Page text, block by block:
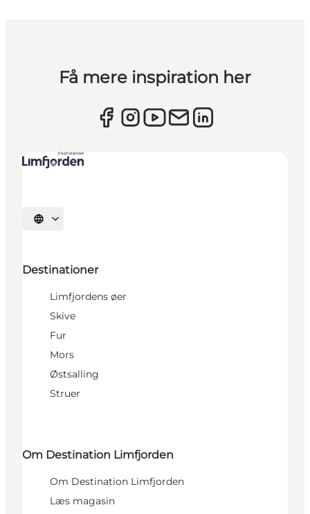
Få mere inspiration her
Vælg sprog
Destinationer
Limfjordens øer
Skive
Fur
Mors
Østsalling
Struer
Om Destination Limfjorden
Om Destination Limfjorden
Læs magasin